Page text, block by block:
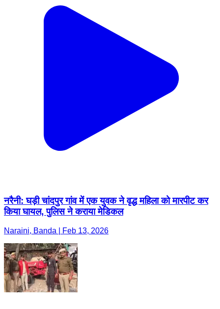
नरैनी: घड़ी चांदपुर गांव में एक युवक ने वृद्ध महिला को मारपीट कर
किया घायल, पुलिस ने कराया मेडिकल
Naraini, Banda | Feb 13, 2026